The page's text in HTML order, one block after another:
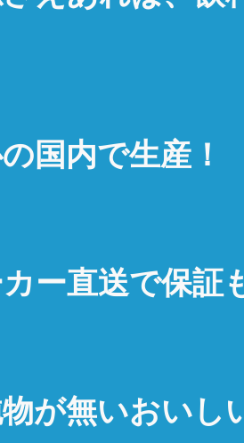
国内で生産！
ー直送で保証
が無いおいし